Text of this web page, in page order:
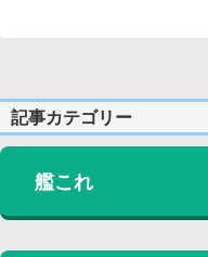
記事カテゴリー
艦これ